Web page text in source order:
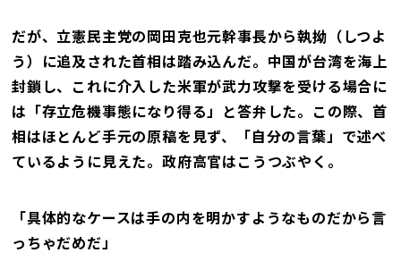
だが、立憲民主党の岡田克也元幹事長から執拗（しつよ
う）に追及された首相は踏み込んだ。中国が台湾を海上
封鎖し、これに介入した米軍が武力攻撃を受ける場合に
は「存立危機事態になり得る」と答弁した。この際、首
相はほとんど手元の原稿を見ず、「自分の言葉」で述べ
ているように見えた。政府高官はこうつぶやく。
「具体的なケースは手の内を明かすようなものだから言
っちゃだめだ」